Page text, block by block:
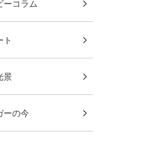
ーコラム
ト
景
ーの今